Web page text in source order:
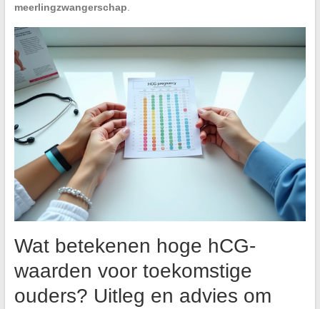
meerlingzwangerschap
Wat betekenen hoge hCG-
waarden voor toekomstige
ouders? Uitleg en advies om